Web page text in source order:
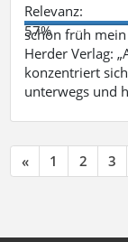
Relevanz:
57%
schon früh
Herder Verlag:
konzentriert
unterwegs und
« 1 2 3